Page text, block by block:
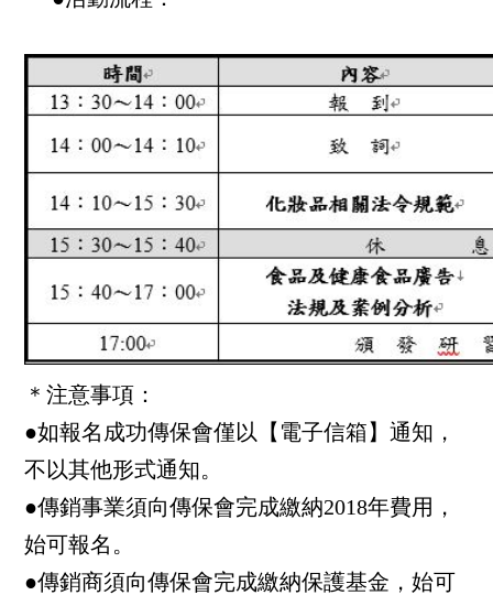
＊注意事項：
●如報名成功傳保會僅以【電子信箱】通知，
不以其他形式通知。
●傳銷事業須向傳保會完成繳納2018年費用，
始可報名。
●傳銷商須向傳保會完成繳納保護基金，始可